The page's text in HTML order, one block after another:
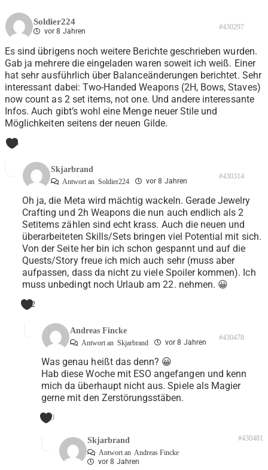
Soldier224
vor 8 Jahren #430297
Es sind übrigens noch weitere Berichte geschrieben wurden.
Gab ja mehrere die eingeladen waren soweit ich weiß. Einer
hat sehr ausführlich über Balanceänderungen berichtet. Sehr
interessant dabei: Two-Handed Weapons (2H, Bows, Staves)
now count as 2 set items, not one. Und andere interessante
Infos. Auch gibt’s wohl eine Menge neuer Stile und
Möglichkeiten seitens der neuen Gilde.
3
Skjarbrand
Antwort an Soldier224 vor 8 Jahren
#430314
Oh ja, die Meta wird mächtig wackeln. Gerade Jewelry
Crafting und 2h Weapons die nun auch endlich als 2
Setitems zählen sind echt krass. Auch die neuen und
überarbeiteten Skills/Sets bringen viel Potential mit sich.
Von der Seite her bin ich schon gespannt und auf die
Quests/Story freue ich mich auch sehr (muss aber
aufpassen, dass da nicht zu viele Spoiler kommen). Ich
muss unbedingt noch Urlaub am 22. nehmen. 😀
2
Andreas Fincke
Antwort an Skjarbrand vor 8 Jahren
#430478
Was genau heißt das denn? 😀
Hab diese Woche mit ESO angefangen und kenn
mich da überhaupt nicht aus. Spiele als Magier
gerne mit den Zerstörungsstäben.
0
Skjarbrand
Antwort an Andreas Fincke
vor 8 Jahren
#430481